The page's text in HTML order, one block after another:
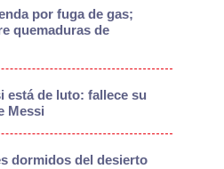
por fuga de gas;
quemaduras de
está de luto: fallece su
Messi
dormidos del desierto